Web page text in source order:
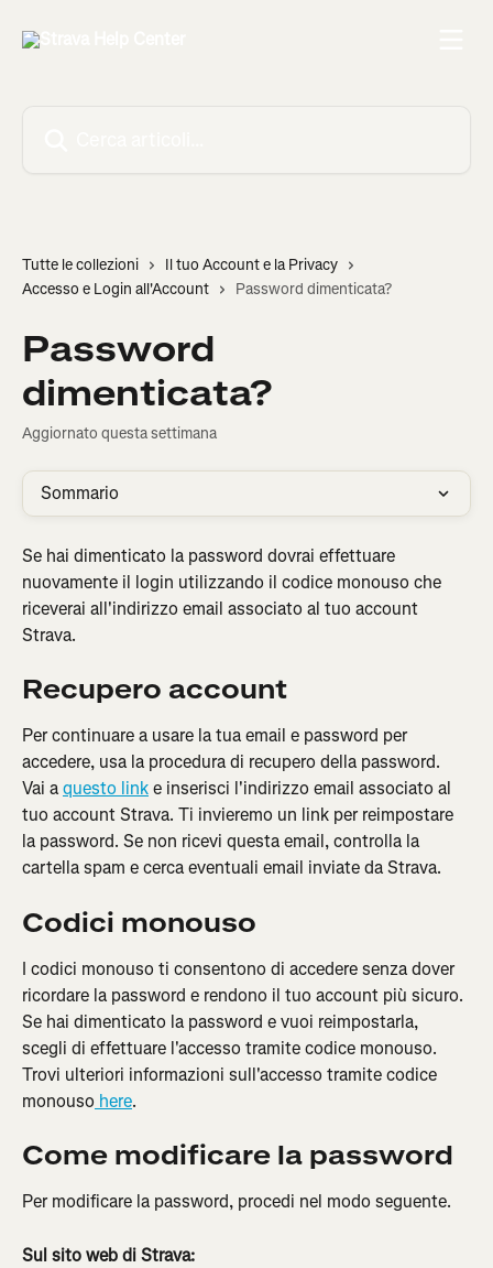
Tutte le collezioni
Il tuo Account e la Privacy
Accesso e Login all'Account
Password dimenticata?
Password
dimenticata?
Aggiornato questa settimana
Sommario
Se hai dimenticato la password dovrai effettuare
nuovamente il login utilizzando il codice monouso che
riceverai all'indirizzo email associato al tuo account
Strava.
Recupero account
Per continuare a usare la tua email e password per
accedere, usa la procedura di recupero della password.
Vai a questo link e inserisci l'indirizzo email associato al
tuo account Strava. Ti invieremo un link per reimpostare
la password. Se non ricevi questa email, controlla la
cartella spam e cerca eventuali email inviate da Strava.
Codici monouso
I codici monouso ti consentono di accedere senza dover
ricordare la password e rendono il tuo account più sicuro.
Se hai dimenticato la password e vuoi reimpostarla,
scegli di effettuare l'accesso tramite codice monouso.
Trovi ulteriori informazioni sull'accesso tramite codice
monouso here.
Come modificare la password
Per modificare la password, procedi nel modo seguente.
Sul sito web di Strava: